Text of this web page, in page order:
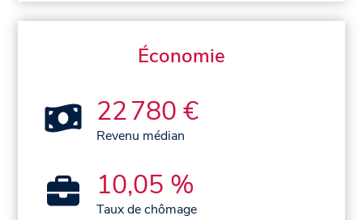
Économie
22 780 €
Revenu médian
10,05 %
Taux de chômage